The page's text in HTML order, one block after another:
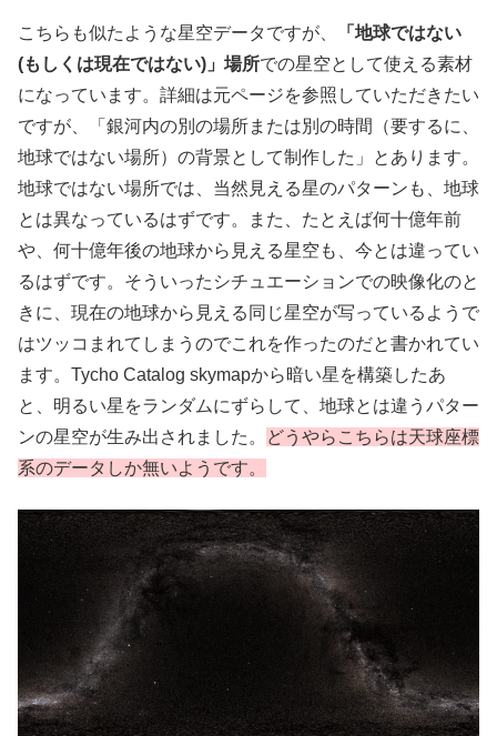
こちらも似たような星空データですが、
「地球ではない
(もしくは現在ではない)」場所での星空として使える素材
になっています。詳細は元ページを参照していただきたい
ですが、「銀河内の別の場所または別の時間（要するに、
地球ではない場所）の背景として制作した」とあります。
地球ではない場所では、当然見える星のパターンも、地球
とは異なっているはずです。また、たとえば何十億年前
や、何十億年後の地球から見える星空も、今とは違ってい
るはずです。そういったシチュエーションでの映像化のと
きに、現在の地球から見える同じ星空が写っているようで
はツッコまれてしまうのでこれを作ったのだと書かれてい
ます。Tycho Catalog skymapから暗い星を構築したあ
と、明るい星をランダムにずらして、地球とは違うパター
ンの星空が生み出されました。
どうやらこちらは天球座標
系のデータしか無いようです。